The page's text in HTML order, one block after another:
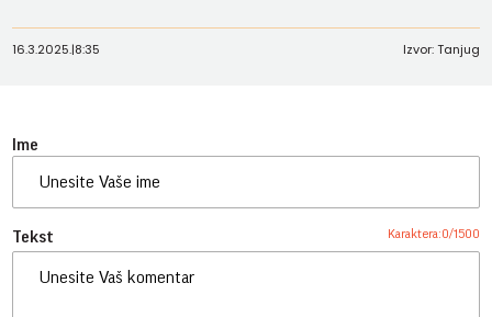
16.3.2025.|8:35 Izvor: Tanjug
Ime
Tekst Karaktera:0/1500